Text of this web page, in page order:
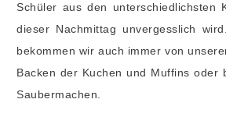
Schüler aus den unterschiedlichsten
dieser Nachmittag unvergesslich
bekommen wir auch immer von
Backen der Kuchen und Muffins oder
Saubermachen.